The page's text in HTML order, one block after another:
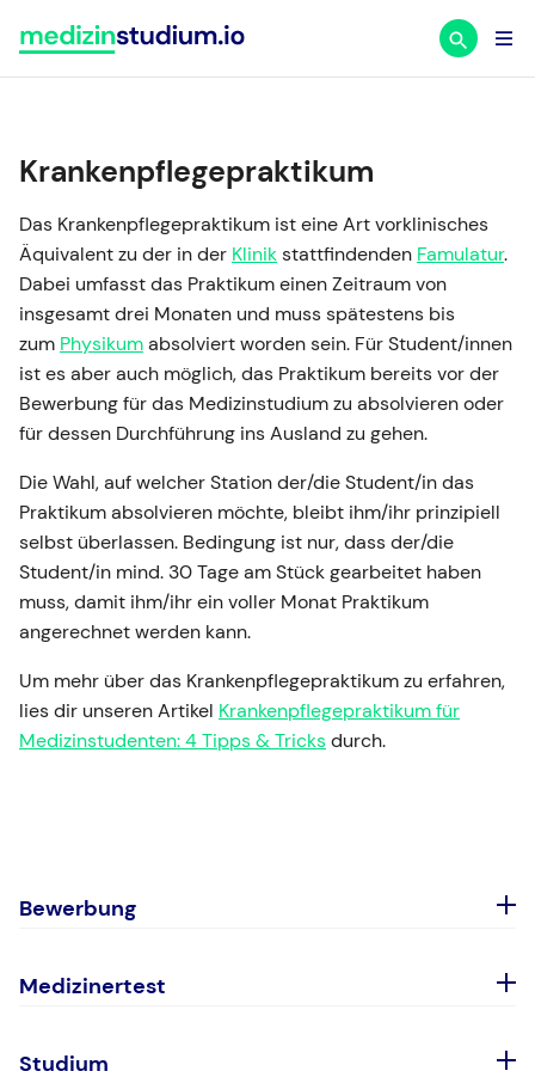
Inhalt
springen
Krankenpflegepraktikum
Das Krankenpflegepraktikum ist eine Art vorklinisches
Äquivalent zu der in der Klinikstattfindenden Famulatur.
Dabei umfasst das Praktikum einen Zeitraum von
insgesamt drei Monaten und muss spätestens bis
zum Physikumabsolviert worden sein. Für Student/innen
ist es aber auch möglich, das Praktikum bereits vor der
Bewerbung für das Medizinstudium zu absolvieren oder
für dessen Durchführung ins Ausland zu gehen.
Die Wahl, auf welcher Station der/die Student/in das
Praktikum absolvieren möchte, bleibt ihm/ihr prinzipiell
selbst überlassen. Bedingung ist nur, dass der/die
Student/in mind. 30 Tage am Stück gearbeitet haben
muss, damit ihm/ihr ein voller Monat Praktikum
angerechnet werden kann.
Um mehr über das Krankenpflegepraktikum zu erfahren,
lies dir unseren Artikel Krankenpflegepraktikum für
Medizinstudenten: 4 Tipps & Tricksdurch.
Bewerbung
Medizinertest
Studium